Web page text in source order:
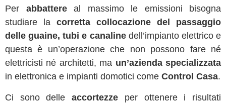
Per abbattereal massimo le emissioni bisogna
studiare la corretta collocazione del passaggio
delle guaine, tubi e canalinedell’impianto elettrico e
questa è un’operazione che non possono fare né
elettricisti né architetti, ma un’azienda specializzata
in elettronica e impianti domotici come Control Casa.
Ci sono delleaccortezze per ottenere i risultati